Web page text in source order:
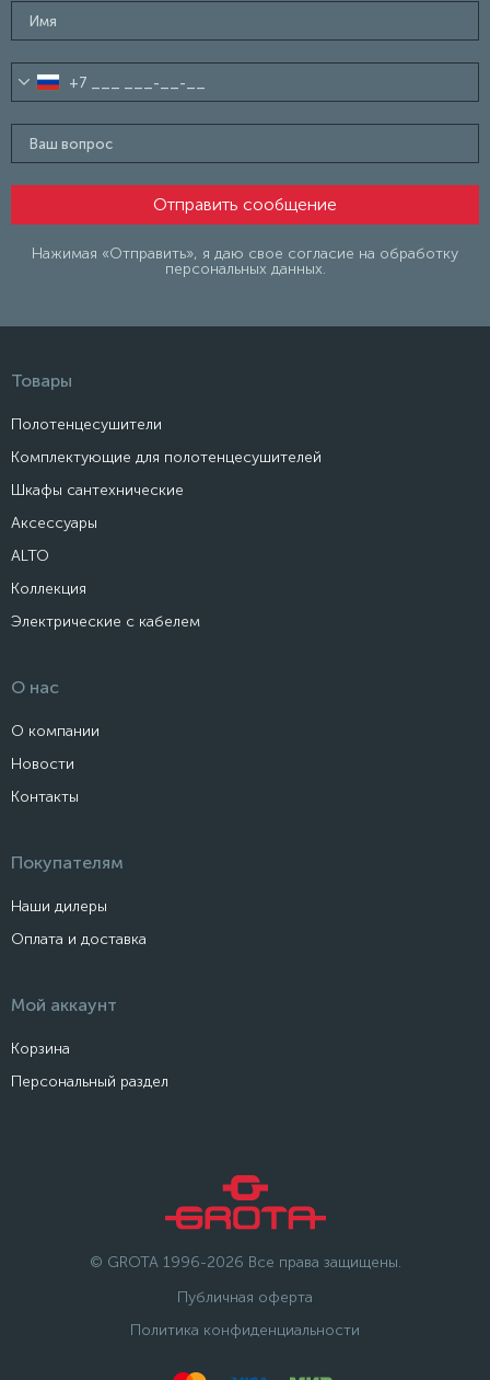
Нажимая «Отправить», я даю свое согласие на обработку
персональных данных.
Товары
Полотенцесушители
Комплектующие для полотенцесушителей
Шкафы сантехнические
Аксессуары
ALTO
Коллекция
Электрические с кабелем
О нас
О компании
Новости
Контакты
Покупателям
Наши дилеры
Оплата и доставка
Мой аккаунт
Корзина
Персональный раздел
© GROTA 1996-2026 Все права защищены.
Публичная оферта
Политика конфиденциальности